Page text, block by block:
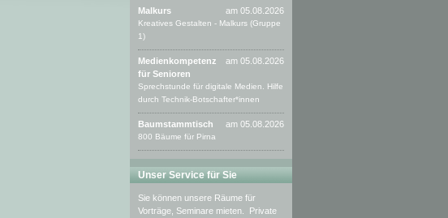
am 05.08.2026
Malkurs
Kreatives Gestalten - Malkurs (Gruppe
1)
am 05.08.2026
Medienkompetenz
für Senioren
Sprechstunde für digitale Medien. Hilfe
durch Technik-Botschafter*innen
am 05.08.2026
Baumstammtisch
800 Bäume für Pirna
Unser Service für Sie
Sie können unsere Räume für
Vorträge, Seminare mieten. Private